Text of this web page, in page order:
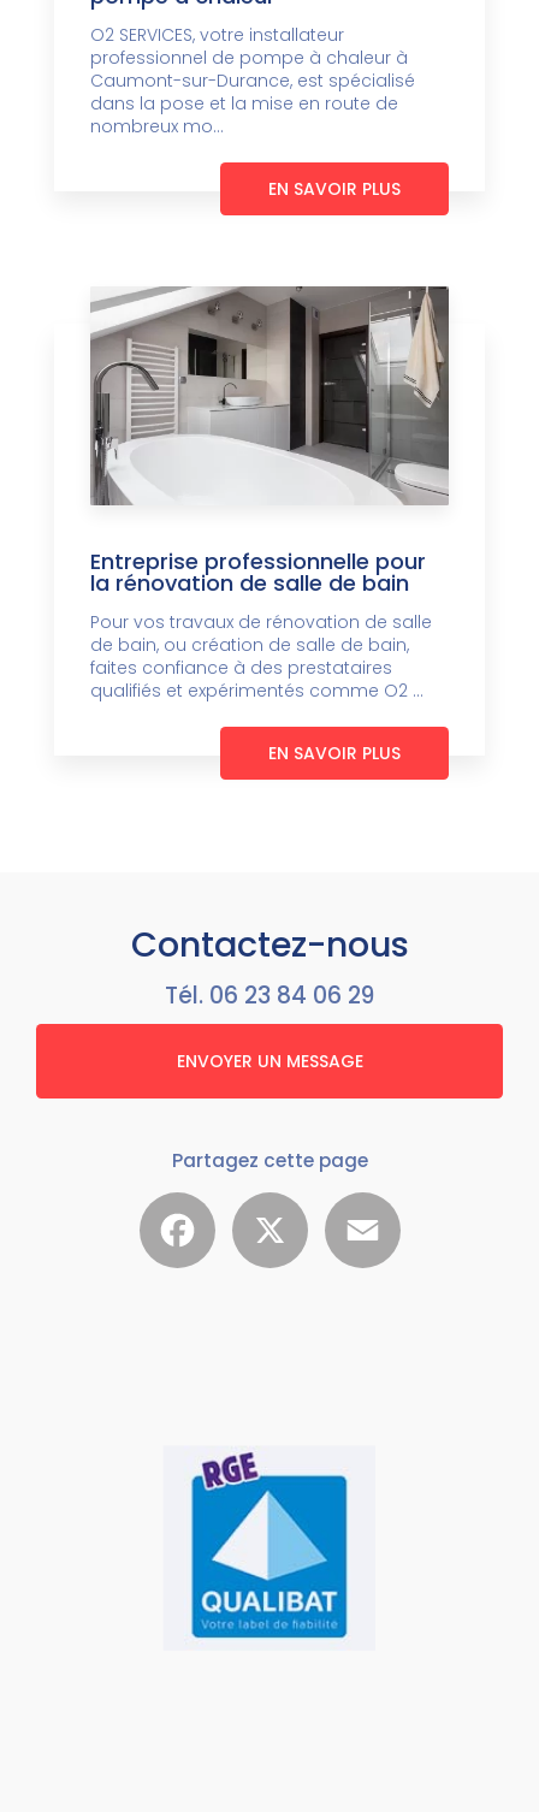
O2 SERVICES, votre installateur
professionnel de pompe à chaleur à
Caumont-sur-Durance, est spécialisé
dans la pose et la mise en route de
nombreux mo...
EN SAVOIR PLUS
Entreprise professionnelle pour
la rénovation de salle de bain
Pour vos travaux de rénovation de salle
de bain, ou création de salle de bain,
faites confiance à des prestataires
qualifiés et expérimentés comme O2 ...
EN SAVOIR PLUS
Contactez-nous
Tél. 06 23 84 06 29
ENVOYER UN MESSAGE
Partagez cette page
Facebook